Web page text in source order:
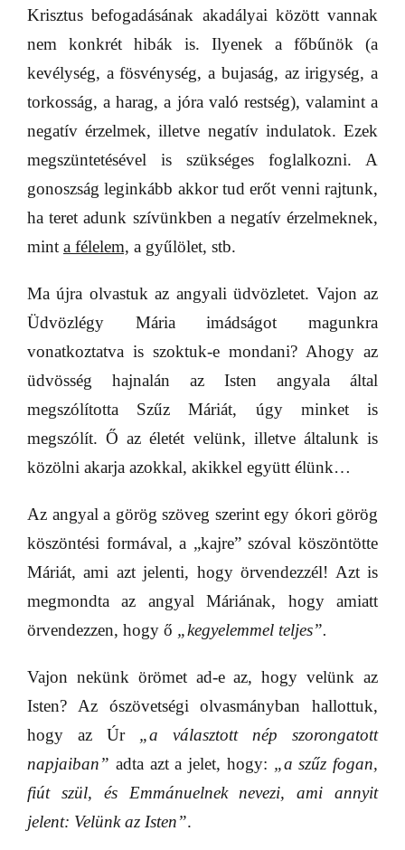
Krisztus befogadásának akadályai között vannak
nem konkrét hibák is. Ilyenek a főbűnök (a
kevélység, a fösvénység, a bujaság, az irigység, a
torkosság, a harag, a jóra való restség), valamint a
negatív érzelmek, illetve negatív indulatok. Ezek
megszüntetésével is szükséges foglalkozni. A
gonoszság leginkább akkor tud erőt venni rajtunk,
ha teret adunk szívünkben a negatív érzelmeknek,
mint a félelem, a gyűlölet, stb.
Ma újra olvastuk az angyali üdvözletet. Vajon az
Üdvözlégy Mária imádságot magunkra
vonatkoztatva is szoktuk-e mondani? Ahogy az
üdvösség hajnalán az Isten angyala által
megszólította Szűz Máriát, úgy minket is
megszólít. Ő az életét velünk, illetve általunk is
közölni akarja azokkal, akikkel együtt élünk…
Az angyal a görög szöveg szerint egy ókori görög
köszöntési formával, a „kajre” szóval köszöntötte
Máriát, ami azt jelenti, hogy örvendezzél! Azt is
megmondta az angyal Máriának, hogy amiatt
örvendezzen, hogy ő „kegyelemmel teljes”.
Vajon nekünk örömet ad-e az, hogy velünk az
Isten? Az ószövetségi olvasmányban hallottuk,
hogy az Úr „a választott nép szorongatott
napjaiban” adta azt a jelet, hogy: „a szűz fogan,
fiút szül, és Emmánuelnek nevezi, ami annyit
jelent: Velünk az Isten”.